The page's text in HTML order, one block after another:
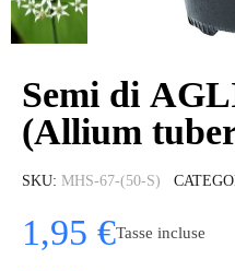
Semi di
(Allium
SKU MHS-67-(50-S)
1,95 €Tasse incluse